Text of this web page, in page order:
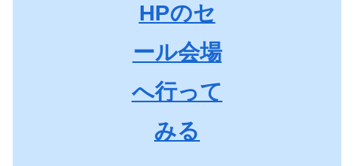
HPのセ
ール会場
へ行って
みる